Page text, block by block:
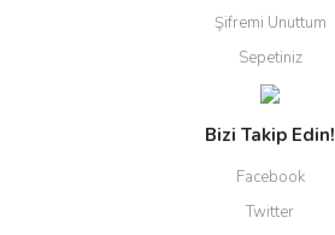
Şifremi Unuttum
Sepetiniz
Bizi Takip Edin!
Facebook
Twitter